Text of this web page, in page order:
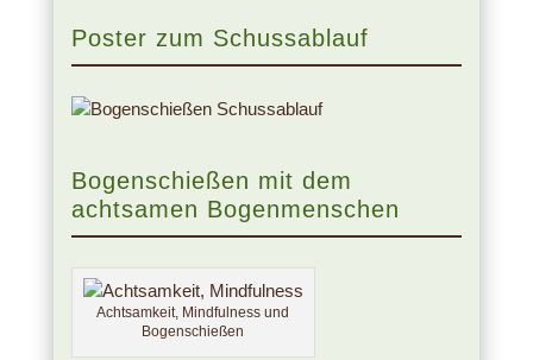
Poster zum Schussablauf
Bogenschießen mit dem
achtsamen Bogenmenschen
Achtsamkeit, Mindfulness und
Bogenschießen